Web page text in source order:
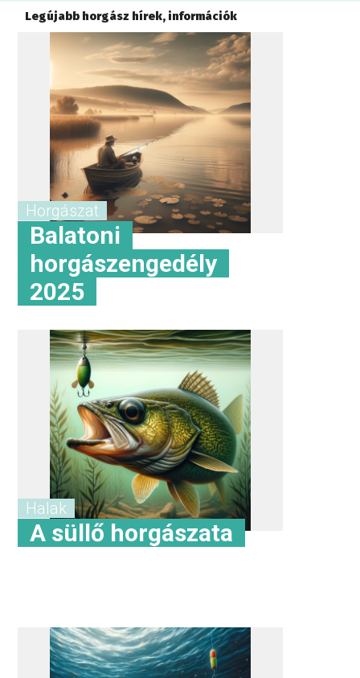
Legújabb horgász hírek, információk
Horgászat
Balatoni
horgászengedély
2025
Halak
A süllő horgászata